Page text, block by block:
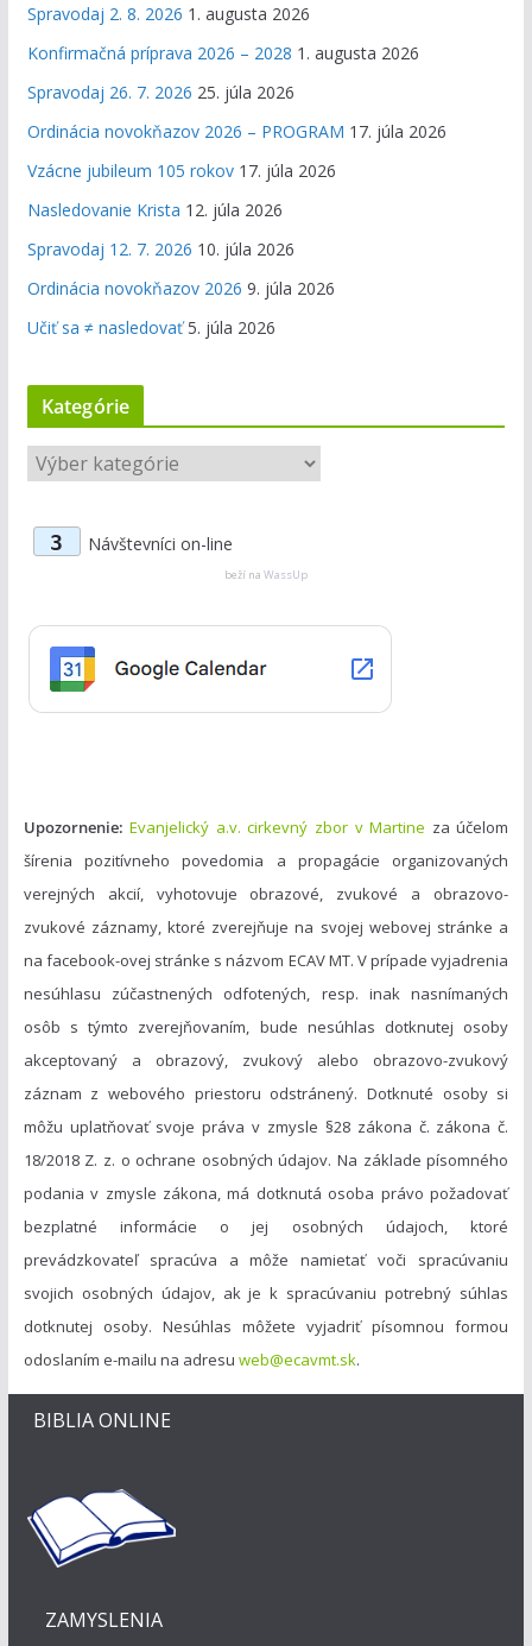
Spravodaj 2. 8. 2026 1. augusta 2026
Konfirmačná príprava 2026 – 2028 1. augusta 2026
Spravodaj 26. 7. 2026 25. júla 2026
Ordinácia novokňazov 2026 – PROGRAM 17. júla 2026
Vzácne jubileum 105 rokov 17. júla 2026
Nasledovanie Krista 12. júla 2026
Spravodaj 12. 7. 2026 10. júla 2026
Ordinácia novokňazov 2026 9. júla 2026
Učiť sa ≠ nasledovať 5. júla 2026
Kategórie
K
a
r
3 Návštevníci on-line
beží na WassUp
Upozornenie: Evanjelický a.v. cirkevný zbor v Martine za účelom
šírenia pozitívneho povedomia a propagácie organizovaných
verejných akcií, vyhotovuje obrazové, zvukové a obrazovo-
zvukové záznamy, ktoré zverejňuje na svojej webovej stránke a
na facebook-ovej stránke s názvom ECAV MT. V prípade vyjadrenia
nesúhlasu zúčastnených odfotených, resp. inak nasnímaných
osôb s týmto zverejňovaním, bude nesúhlas dotknutej osoby
akceptovaný a obrazový, zvukový alebo obrazovo-zvukový
záznam z webového priestoru odstránený. Dotknuté osoby si
môžu uplatňovať svoje práva v zmysle §28 zákona č. zákona č.
18/2018 Z. z. o ochrane osobných údajov. Na základe písomného
podania v zmysle zákona, má dotknutá osoba právo požadovať
bezplatné informácie o jej osobných údajoch, ktoré
prevádzkovateľ spracúva a môže namietať voči spracúvaniu
svojich osobných údajov, ak je k spracúvaniu potrebný súhlas
dotknutej osoby. Nesúhlas môžete vyjadriť písomnou formou
odoslaním e-mailu na adresu web@ecavmt.sk.
BIBLIA ONLINE
ZAMYSLENIA